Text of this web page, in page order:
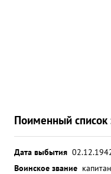
Поименный список
Дата выбытия
Воинское звание капитан